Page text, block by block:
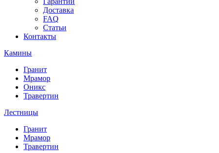
Доставка
FAQ
Статьи
Контакты
Камины
Гранит
Мрамор
Оникс
Травертин
Лестницы
Гранит
Мрамор
Травертин